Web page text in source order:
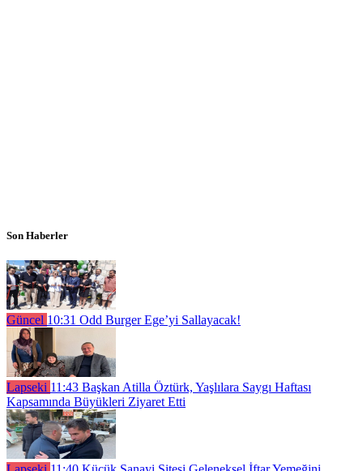
Son Haberler
Güncel 10:31 Odd Burger Ege’yi Sallayacak!
Lapseki 11:43 Başkan Atilla Öztürk, Yaşlılara Saygı Haftası
Kapsamında Büyükleri Ziyaret Etti